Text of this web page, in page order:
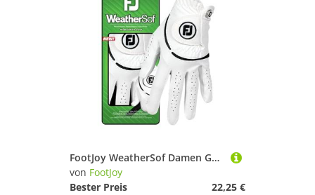
FootJoy WeatherSof Damen Golfhandschuh, Weiß
von FootJoy
Bester Preis
22,25 €